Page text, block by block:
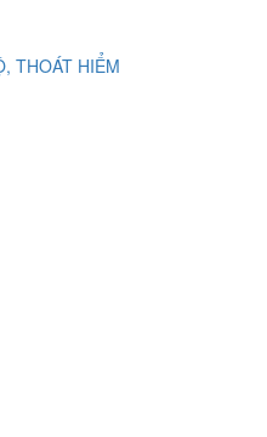
THOÁT HIỂM